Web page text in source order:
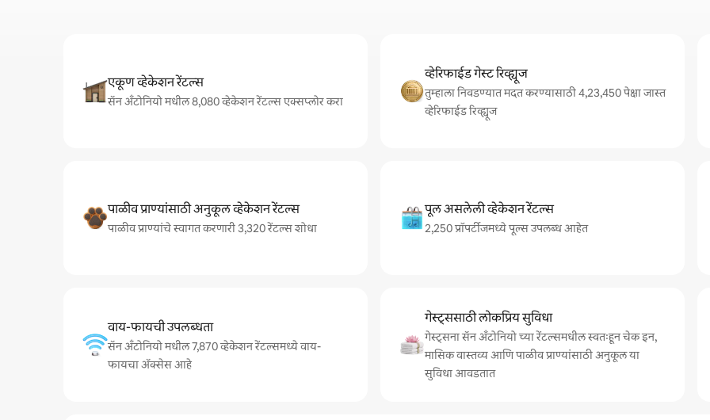
एकूण व्हेकेशन रेंटल्स
सॅन अँटोनियो मधील 8,080 व्हेकेशन रेंटल्स एक्सप्लोर करा
व्हेरिफाईड गेस्ट रिव्ह्यूज
तुम्हाला निवडण्यात मदत करण्यासाठी 4,23,450 पेक्षा जास्त
व्हेरिफाईड रिव्ह्यूज
पाळीव प्राण्यांसाठी अनुकूल व्हेकेशन रेंटल्स
पाळीव प्राण्यांचे स्वागत करणारी 3,320 रेंटल्स शोधा
पूल असलेली व्हेकेशन रेंटल्स
2,250 प्रॉपर्टीजमध्ये पूल्स उपलब्ध आहेत
वाय-फायची उपलब्धता
सॅन अँटोनियो मधील 7,870 व्हेकेशन रेंटल्समध्ये वाय-
फायचा अ‍ॅक्सेस आहे
गेस्ट्ससाठी लोकप्रिय सुविधा
गेस्ट्सना सॅन अँटोनियो च्या रेंटल्समधील स्वतःहून चेक इन,
मासिक वास्तव्य आणि पाळीव प्राण्यांसाठी अनुकूल या
सुविधा आवडतात